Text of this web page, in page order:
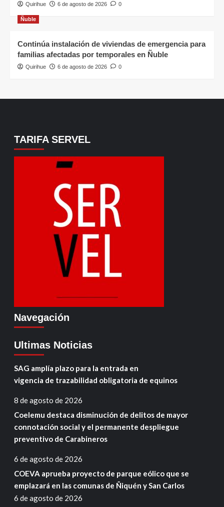
Quirihue 6 de agosto de 2026 0
Ñuble
Continúa instalación de viviendas de emergencia para
familias afectadas por temporales en Ñuble
Quirihue 6 de agosto de 2026 0
TARIFA SERVEL
Navegación
Ultimas Noticias
SAG amplía plazo para la entrada en
vigencia de trazabilidad obligatoria de equinos
8 de agosto de 2026
Coelemu destaca disminución de delitos de mayor
connotación social y el permanente despliegue
preventivo de Carabineros
6 de agosto de 2026
COEVA aprueba proyecto de parque eólico que se
emplazará en las comunas de Ñiquén y San Carlos
6 de agosto de 2026